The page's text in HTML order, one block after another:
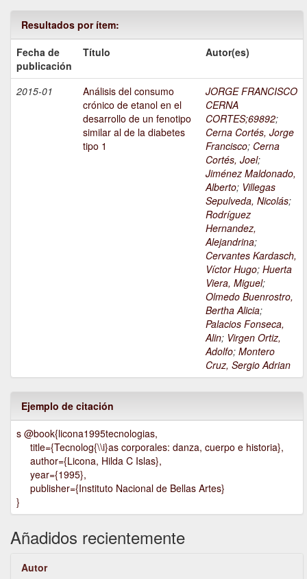
Resultados por ítem:
Fecha de
publicación
Título Autor(es)
2015-01
Análisis del consumo
crónico de etanol en el
desarrollo de un fenotipo
similar al de la diabetes
tipo 1
JORGE FRANCISCO
CERNA
CORTES;69892;
Cerna Cortés, Jorge
Francisco; Cerna
Cortés, Joel;
Jiménez Maldonado,
Alberto; Villegas
Sepulveda, Nicolás;
Rodríguez
Hernandez,
Alejandrina;
Cervantes Kardasch,
Víctor Hugo; Huerta
Viera, Miguel;
Olmedo Buenrostro,
Bertha Alicia;
Palacios Fonseca,
Alin; Virgen Ortiz,
Adolfo; Montero
Cruz, Sergio Adrian
Ejemplo de citación
s @book{licona1995tecnologias,
title={Tecnolog{\\i}as corporales: danza, cuerpo e historia},
author={Licona, Hilda C Islas},
year={1995},
publisher={Instituto Nacional de Bellas Artes}
}
Añadidos recientemente
Autor